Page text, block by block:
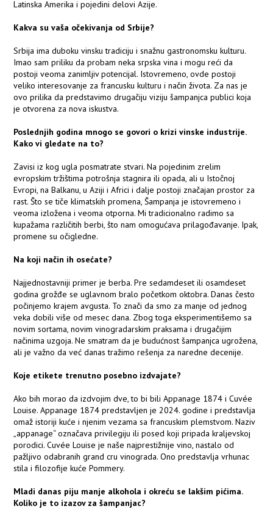
Latinska Amerika i pojedini delovi Azije.
Kakva su vaša očekivanja od Srbije?
Srbija ima duboku vinsku tradiciju i snažnu gastronomsku kulturu.
Imao sam priliku da probam neka srpska vina i mogu reći da
postoji veoma zanimljiv potencijal. Istovremeno, ovde postoji
veliko interesovanje za francusku kulturu i način života. Za nas je
ovo prilika da predstavimo drugačiju viziju šampanjca publici koja
je otvorena za nova iskustva.
Poslednjih godina mnogo se govori o krizi vinske industrije.
Kako vi gledate na to?
Zavisi iz kog ugla posmatrate stvari. Na pojedinim zrelim
evropskim tržištima potrošnja stagnira ili opada, ali u Istočnoj
Evropi, na Balkanu, u Aziji i Africi i dalje postoji značajan prostor za
rast. Što se tiče klimatskih promena, Šampanja je istovremeno i
veoma izložena i veoma otporna. Mi tradicionalno radimo sa
kupažama različitih berbi, što nam omogućava prilagođavanje. Ipak,
promene su očigledne.
Na koji način ih osećate?
Najjednostavniji primer je berba. Pre sedamdeset ili osamdeset
godina grožđe se uglavnom bralo početkom oktobra. Danas često
počinjemo krajem avgusta. To znači da smo za manje od jednog
veka dobili više od mesec dana. Zbog toga eksperimentišemo sa
novim sortama, novim vinogradarskim praksama i drugačijim
načinima uzgoja. Ne smatram da je budućnost šampanjca ugrožena,
ali je važno da već danas tražimo rešenja za naredne decenije.
Koje etikete trenutno posebno izdvajate?
Ako bih morao da izdvojim dve, to bi bili Appanage 1874 i Cuvée
Louise. Appanage 1874 predstavljen je 2024. godine i predstavlja
omaž istoriji kuće i njenim vezama sa francuskim plemstvom. Naziv
„appanage“ označava privilegiju ili posed koji pripada kraljevskoj
porodici. Cuvée Louise je naše najprestižnije vino, nastalo od
pažljivo odabranih grand cru vinograda. Ono predstavlja vrhunac
stila i filozofije kuće Pommery.
Mladi danas piju manje alkohola i okreću se lakšim pićima.
Koliko je to izazov za šampanjac?